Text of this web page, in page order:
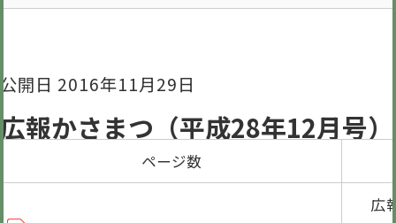
公開日 2016年11月29日
広報かさまつ（平成28年12月号）
ページ数
広